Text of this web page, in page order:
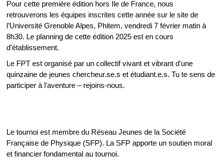
Pour cette première édition hors Ile de France, nous
retrouverons les équipes inscrites cette année sur le site de
l’Université Grenoble Alpes, Phitem, vendredi 7 février matin à
8h30. Le planning de cette édition 2025 est en cours
d’établissement.
Le FPT est organisé par un collectif vivant et vibrant d'une
quinzaine de jeunes chercheur.se.s et étudiant.e.s. Tu te sens de
participer à l'aventure – rejoins-nous.
Le tournoi est membre du Réseau Jeunes de la Société
Française de Physique (SFP). La SFP apporte un soutien moral
et financier fondamental au tournoi.